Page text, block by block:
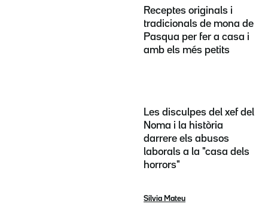
Receptes originals i
tradicionals de mona de
Pasqua per fer a casa i
amb els més petits
Les disculpes del xef del
Noma i la història
darrere els abusos
laborals a la "casa dels
horrors"
Sílvia Mateu